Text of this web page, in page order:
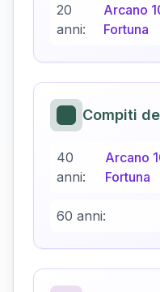
20
anni:
Arcano
Fortuna
Compiti
40
anni:
Arcano
Fortuna
60 anni: